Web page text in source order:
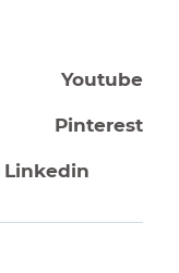
Youtube
Pinterest
Linkedin